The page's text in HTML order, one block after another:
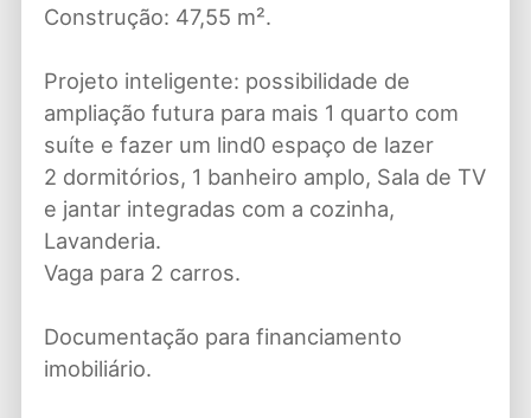
Construção: 47,55 m².
Projeto inteligente: possibilidade de
ampliação futura para mais 1 quarto com
suíte e fazer um lind0 espaço de lazer
2 dormitórios, 1 banheiro amplo, Sala de TV
e jantar integradas com a cozinha,
Lavanderia.
Vaga para 2 carros.
Documentação para financiamento
imobiliário.